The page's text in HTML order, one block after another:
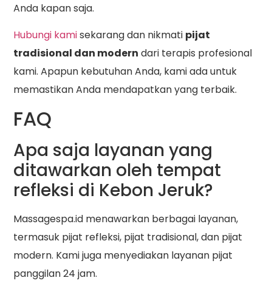
Anda kapan saja.
Hubungi kamisekarang dan nikmati pijat
tradisional dan modern dari terapis profesional
kami. Apapun kebutuhan Anda, kami ada untuk
memastikan Anda mendapatkan yang terbaik.
FAQ
Apa saja layanan yang
ditawarkan oleh tempat
refleksi di Kebon Jeruk?
Massagespa.id menawarkan berbagai layanan,
termasuk pijat refleksi, pijat tradisional, dan pijat
modern. Kami juga menyediakan layanan pijat
panggilan 24 jam.